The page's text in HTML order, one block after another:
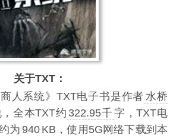
关于TXT：
商人系统》TXT电子书是作者 水桥
全本TXT约 322.95千字，TXT电
为 940 KB，使用5G网络下载到本